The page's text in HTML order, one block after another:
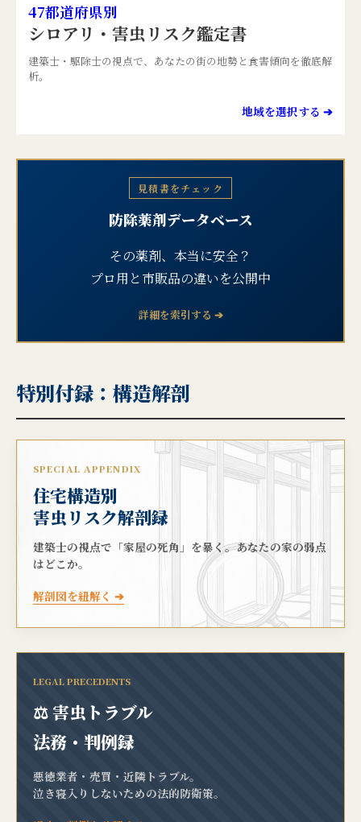
47都道府県別
シロアリ・害虫リスク鑑定書
建築士・駆除士の視点で、あなたの街の地勢と食害傾向を徹底解
析。
地域を選択する ➔
見積書をチェック
防除薬剤データベース
その薬剤、本当に安全？
プロ用と市販品の違いを公開中
詳細を索引する ➔
特別付録：構造解剖
SPECIAL APPENDIX
住宅構造別
害虫リスク解剖録
建築士の視点で「家屋の死角」を暴く。あなたの家の弱点
はどこか。
解剖図を紐解く ➔
LEGAL PRECEDENTS
⚖️ 害虫トラブル
法務・判例録
悪徳業者・売買・近隣トラブル。
泣き寝入りしないための法的防衛策。